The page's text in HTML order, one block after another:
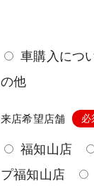
車購入につ
の他
来店希望店舗
福知山店
プ福知山店